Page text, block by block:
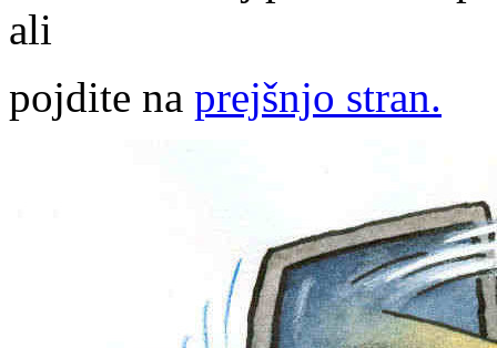
ali
pojdite na prejšnjo stran.